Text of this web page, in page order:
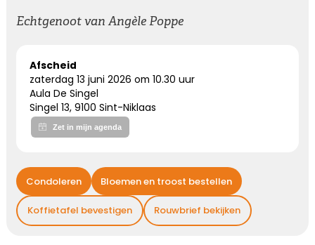
Echtgenoot van Angèle Poppe
Afscheid
zaterdag 13 juni 2026 om 10.30 uur
Aula De Singel
Singel 13, 9100 Sint-Niklaas
Condoleren Bloemen en troost bestellen
Koffietafel bevestigen Rouwbrief bekijken
Nooit meer hier, maar altijd bij ons.
Kies dit gedicht
Gedachten bij jou
We willen je even zeggen dat we aan je denken,